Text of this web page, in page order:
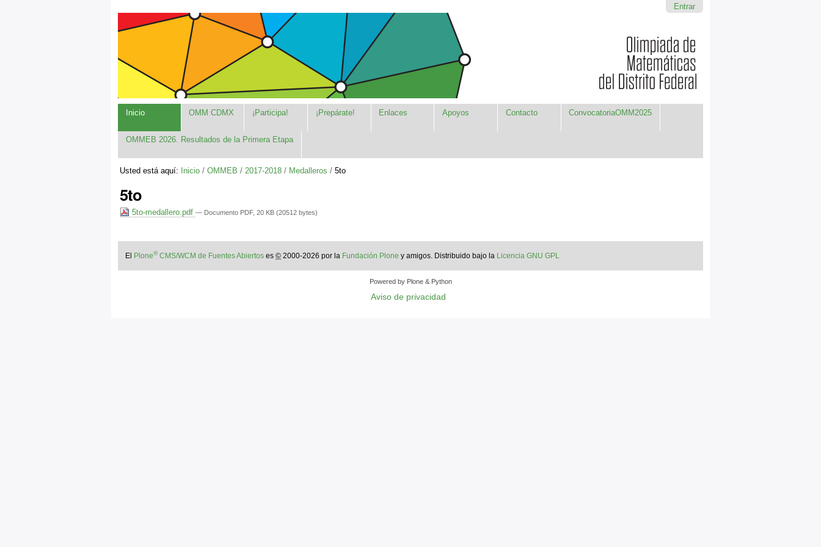
a
contenido.
a
navegación
Personales
Entrar
Inicio OMM CDMX ¡Participa! ¡Prepárate! Enlaces Apoyos Contacto ConvocatoriaOMM2025
OMMEB 2026. Resultados de la Primera Etapa
Usted está aquí: Inicio /OMMEB /2017-2018 / Medalleros /5to
5to
5to-medallero.pdf— Documento PDF, 20 KB (20512 bytes)
El Plone®CMS/WCM de Fuentes Abiertos es© 2000-2026 por la Fundación Plone y amigos. Distribuido bajo la Licencia GNU GPL
Powered by Plone & Python
Aviso de privacidad